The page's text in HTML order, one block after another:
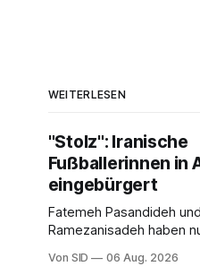
WEITERLESEN
"Stolz": Iranische
Fußballerinnen in
eingebürgert
Fatemeh Pasandideh
Ramezanisadeh haben
sangen sie die iranische
Von SID 06 Aug. 2026